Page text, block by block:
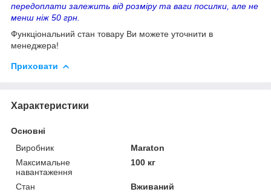
передоплати залежить від розміру та ваги посилки, але не
менш ніж 50 грн.
Функціональний стан товару Ви можете уточнити в
менеджера!
Приховати
Характеристики
Основні
Виробник
Maraton
Максимальне
навантаження
100 кг
Стан
Вживаний